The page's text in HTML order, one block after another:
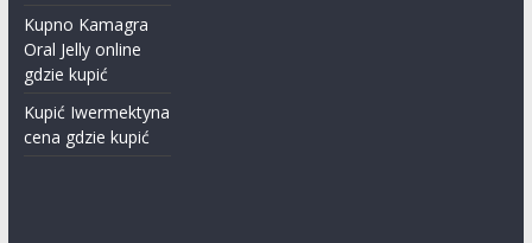
Kupno Kamagra
Oral Jelly online
gdzie kupić
Kupić Iwermektyna​
cena gdzie kupić